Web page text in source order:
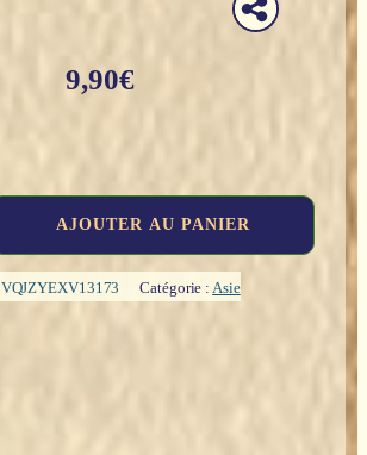
9,90€
AJOUTER AU PANIER
VQJZYEXV13173 Catégorie :Asie